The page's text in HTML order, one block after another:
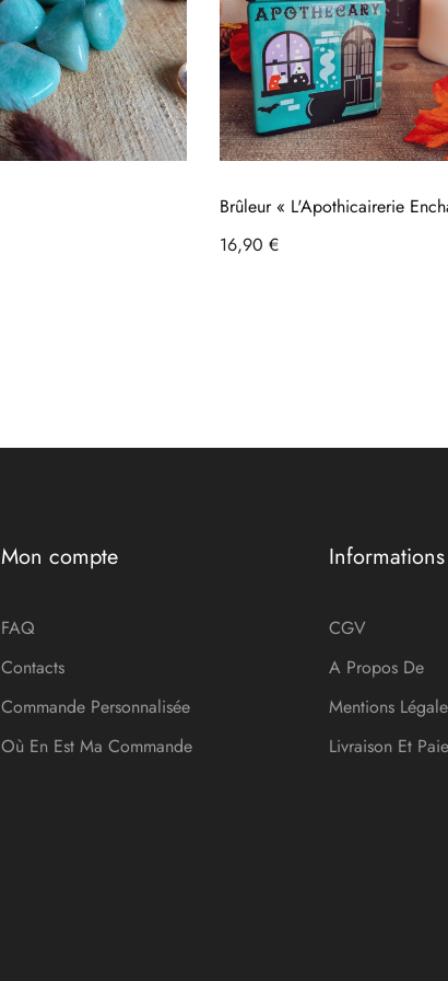
Brûleur « L'Apothicairerie
»
Prix
16,90 €Chariot
Mon compte
FAQ
Contacts
Commande Personnalisée
Où En Est Ma Commande
Informations
CGV
A Propos De
Mentions
Livraison Et